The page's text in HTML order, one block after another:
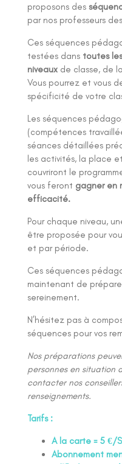
proposons des
par nos professeurs
Ces séquences
testées dans toutes
niveaux de classe, de
Vous pourrez et vous
spécificité de votre
Les séquences
(compétences
séances détaillées
les activités, la place
couvriront le
vous feront gagner en
efficacité.
Pour chaque niveau,
être proposée pour
et par période.
Ces séquences
maintenant de
sereinement.
N’hésitez pas à
séquences pour vos
Nos préparations
personnes en situation
contacter nos
renseignements.
Tarifs :
A la carte = 5 €/
Abonnement